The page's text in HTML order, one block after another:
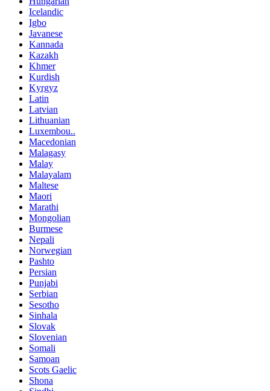
Icelandic
Igbo
Javanese
Kannada
Kazakh
Khmer
Kurdish
Kyrgyz
Latin
Latvian
Lithuanian
Luxembou..
Macedonian
Malagasy
Malay
Malayalam
Maltese
Maori
Marathi
Mongolian
Burmese
Nepali
Norwegian
Pashto
Persian
Punjabi
Serbian
Sesotho
Sinhala
Slovak
Slovenian
Somali
Samoan
Scots Gaelic
Shona